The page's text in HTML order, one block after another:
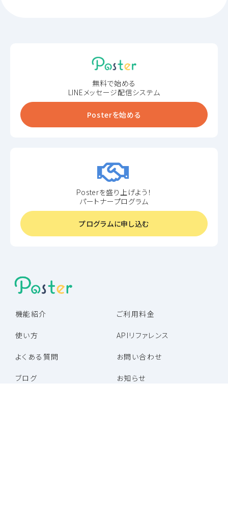
機能紹介
使い方
よくある質問
ブログ
ご利用料金
APIリファレンス
お問い合わせ
お知らせ
無料で始める
LINEメッセージ配信システム
Posterを始める
Posterを盛り上げよう！
パートナープログラム
プログラムに申し込む